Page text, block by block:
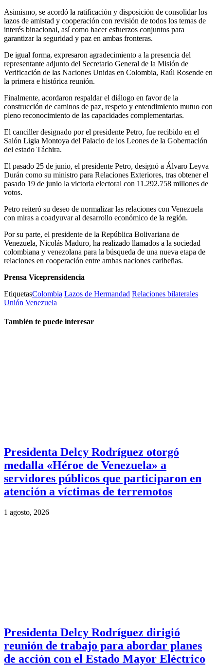
Asimismo, se acordó la ratificación y disposición de consolidar los
lazos de amistad y cooperación con revisión de todos los temas de
interés binacional, así como hacer esfuerzos conjuntos para
garantizar la seguridad y paz en ambas fronteras.
De igual forma, expresaron agradecimiento a la presencia del
representante adjunto del Secretario General de la Misión de
Verificación de las Naciones Unidas en Colombia, Raúl Rosende en
la primera e histórica reunión.
Finalmente, acordaron respaldar el diálogo en favor de la
construcción de caminos de paz, respeto y entendimiento mutuo con
pleno reconocimiento de las capacidades complementarias.
El canciller designado por el presidente Petro, fue recibido en el
Salón Ligia Montoya del Palacio de los Leones de la Gobernación
del estado Táchira.
El pasado 25 de junio, el presidente Petro, designó a Álvaro Leyva
Durán como su ministro para Relaciones Exteriores, tras obtener el
pasado 19 de junio la victoria electoral con 11.292.758 millones de
votos.
Petro reiteró su deseo de normalizar las relaciones con Venezuela
con miras a coadyuvar al desarrollo económico de la región.
Por su parte, el presidente de la República Bolivariana de
Venezuela, Nicolás Maduro, ha realizado llamados a la sociedad
colombiana y venezolana para la búsqueda de una nueva etapa de
relaciones en cooperación entre ambas naciones caribeñas.
Prensa Viceprensidencia
EtiquetasColombia Lazos de Hermandad Relaciones bilaterales
Unión Venezuela
También te puede interesar
Presidenta Delcy Rodríguez otorgó
medalla «Héroe de Venezuela» a
servidores públicos que participaron en
atención a víctimas de terremotos
1 agosto, 2026
Presidenta Delcy Rodríguez dirigió
reunión de trabajo para abordar planes
de acción con el Estado Mayor Eléctrico